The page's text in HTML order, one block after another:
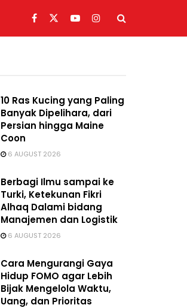
10 Ras Kucing yang Paling
Banyak Dipelihara, dari
Persian hingga Maine
Coon
6 AUGUST 2026
Berbagi Ilmu sampai ke
Turki, Ketekunan Fikri
Alhaq Dalami bidang
Manajemen dan Logistik
6 AUGUST 2026
Cara Mengurangi Gaya
Hidup FOMO agar Lebih
Bijak Mengelola Waktu,
Uang, dan Prioritas